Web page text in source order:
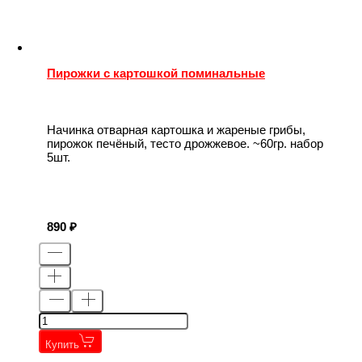
Пирожки с картошкой поминальные
Начинка отварная картошка и жареные грибы,
пирожок печёный, тесто дрожжевое. ~60гр. набор
5шт.
890
Купить